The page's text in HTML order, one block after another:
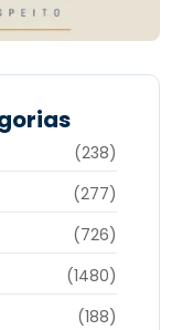
(238)
(277)
(726)
(1480)
(188)